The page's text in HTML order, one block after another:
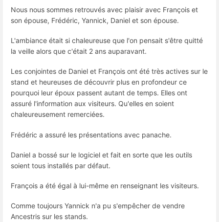
Nous nous sommes retrouvés avec plaisir avec François et
son épouse, Frédéric, Yannick, Daniel et son épouse.
L'ambiance était si chaleureuse que l'on pensait s'être quitté
la veille alors que c'était 2 ans auparavant.
Les conjointes de Daniel et François ont été très actives sur le
stand et heureuses de découvrir plus en profondeur ce
pourquoi leur époux passent autant de temps. Elles ont
assuré l'information aux visiteurs. Qu'elles en soient
chaleureusement remerciées.
Frédéric a assuré les présentations avec panache.
Daniel a bossé sur le logiciel et fait en sorte que les outils
soient tous installés par défaut.
François a été égal à lui-même en renseignant les visiteurs.
Comme toujours Yannick n'a pu s'empêcher de vendre
Ancestris sur les stands.